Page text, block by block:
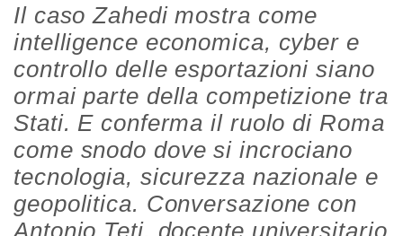
Il caso Zahedi mostra come
intelligence economica, cyber e
controllo delle esportazioni siano
ormai parte della competizione tra
Stati. E conferma il ruolo di Roma
come snodo dove si incrociano
tecnologia, sicurezza nazionale e
geopolitica. Conversazione con
Antonio Teti, docente universitario